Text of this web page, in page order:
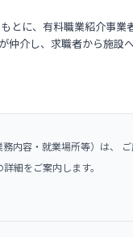
とに、有料職業紹介事
仲介し、求職者から施
容・就業場所等）は、
細をご案内します。